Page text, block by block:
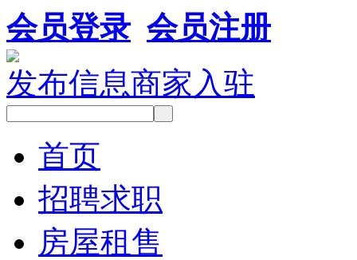
会员登录 会员注册
发布信息商家入驻
首页
招聘求职
房屋租售